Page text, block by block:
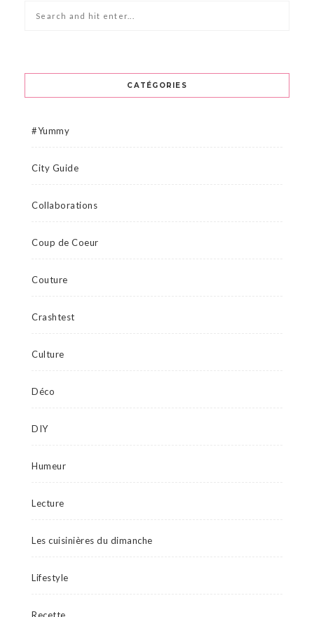
CATÉGORIES
#Yummy
City Guide
Collaborations
Coup de Coeur
Couture
Crashtest
Culture
Déco
DIY
Humeur
Lecture
Les cuisinières du dimanche
Lifestyle